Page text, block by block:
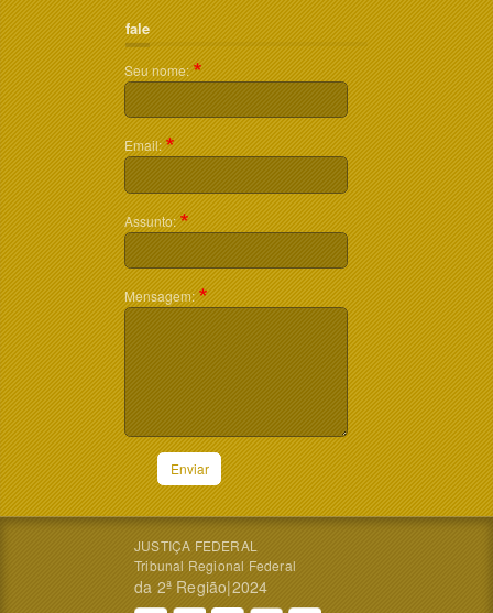
fale
Seu nome:
Email:
Assunto:
Mensagem:
Enviar
JUSTIÇA FEDERAL
Tribunal Regional Federal
da 2ª Região|2024